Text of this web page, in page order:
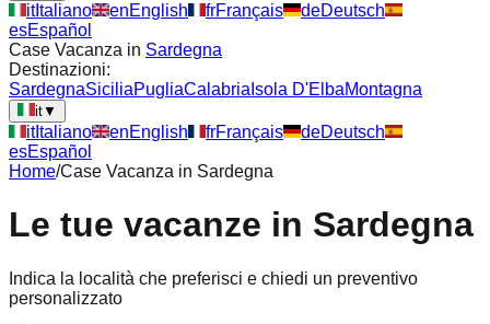
itItaliano enEnglish frFrançais deDeutsch
esEspañol
Case Vacanza in Sardegna
Destinazioni:
SardegnaSiciliaPugliaCalabria Isola D'ElbaMontagna
it▼
itItaliano enEnglish frFrançais deDeutsch
esEspañol
Home/Case Vacanza in Sardegna
Le tue vacanze in Sardegna
Indica la località che preferisci e chiedi un preventivo
personalizzato